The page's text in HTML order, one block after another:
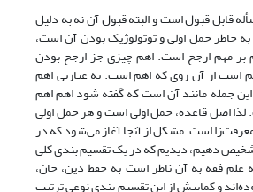
قابل قبول است و البته قبول آن نه به دلیل
خاطر حمل اولی و توتولوژیک بودن آن است،
بر مهم ارجح است. اهم چیزی جز ارجح بودن
است از آن روی که اهم است. به عبارتی اهم
جمله مانند آن است که گفته شود اهم اهم
اصل قاعده، حمل اولی است و هر حمل اولی
است. مشکل از آنجا آغاز می‌شود که در
دهیم، دیدیم که در یک تقسیم بندی کلی
علم فقه به آن ناظر است به حفظ دین، جان،
و کمابیش از این تقسیم بندی نوعی ترتیب